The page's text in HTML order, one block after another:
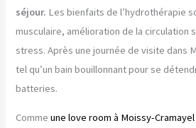
séjour. Les bienfaits de l’hydrothérapie
musculaire, amélioration de la circulation
stress. Après une journée de visite dans
tel qu’un bain bouillonnant pour se
batteries.
Comme une love room à Moissy-Cramayel